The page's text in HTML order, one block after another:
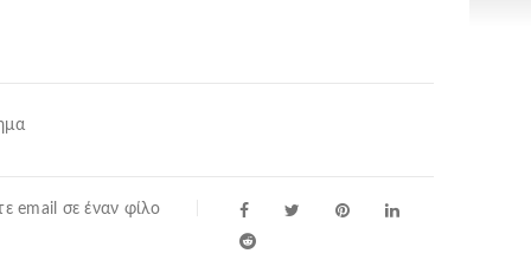
email σε έναν φίλο